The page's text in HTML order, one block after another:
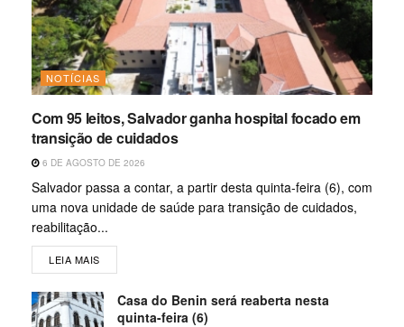
NOTÍCIAS
Com 95 leitos, Salvador ganha hospital focado em
transição de cuidados
6 DE AGOSTO DE 2026
Salvador passa a contar, a partir desta quinta-feira (6), com
uma nova unidade de saúde para transição de cuidados,
reabilitação...
LEIA MAIS
Casa do Benin será reaberta nesta
quinta-feira (6)